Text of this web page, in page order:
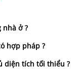
nhà ở ?
hợp pháp ?
diện tích tối thiểu ?